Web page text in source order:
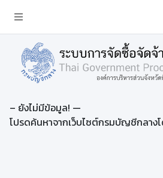
– ยังไม่มีข้อมูล! —
โปรดค้นหาจากเว็บไซต์กรมบัญชีกลาง